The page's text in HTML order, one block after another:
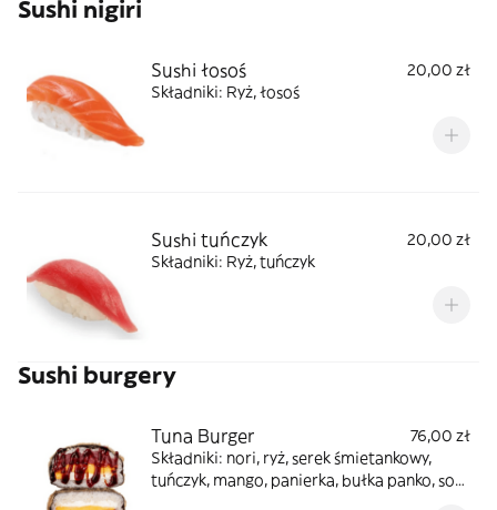
Sushi nigiri
Sushi łosoś
20,00 zł
Składniki: Ryż, łosoś
Sushi tuńczyk
20,00 zł
Składniki: Ryż, tuńczyk
Sushi burgery
Tuna Burger
76,00 zł
Składniki: nori, ryż, serek śmietankowy,
tuńczyk, mango, panierka, bułka panko, sos